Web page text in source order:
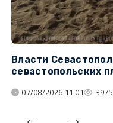
Власти
севастопольских
07/08/2026 11:01 3975